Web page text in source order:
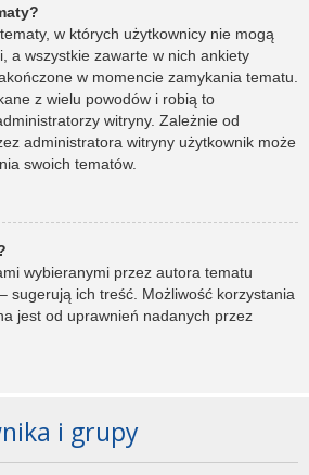
w których użytkownicy nie mogą
a wszystkie zawarte w nich ankiety
w momencie zamykania tematu.
z wielu powodów i robią to
witryny. Zależnie od
administratora witryny użytkownik może
swoich tematów.
wybieranymi przez autora tematu
sugerują ich treść. Możliwość korzystania
jest od uprawnień nadanych przez
i grupy